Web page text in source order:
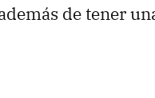
de tener